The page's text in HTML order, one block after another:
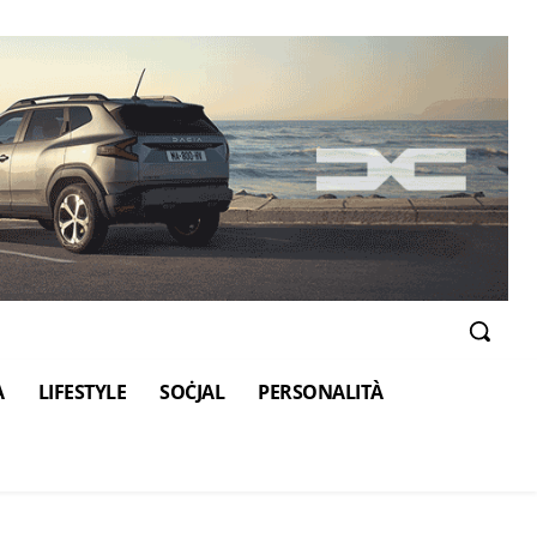
LIFESTYLE SOĊJAL PERSONALITÀ